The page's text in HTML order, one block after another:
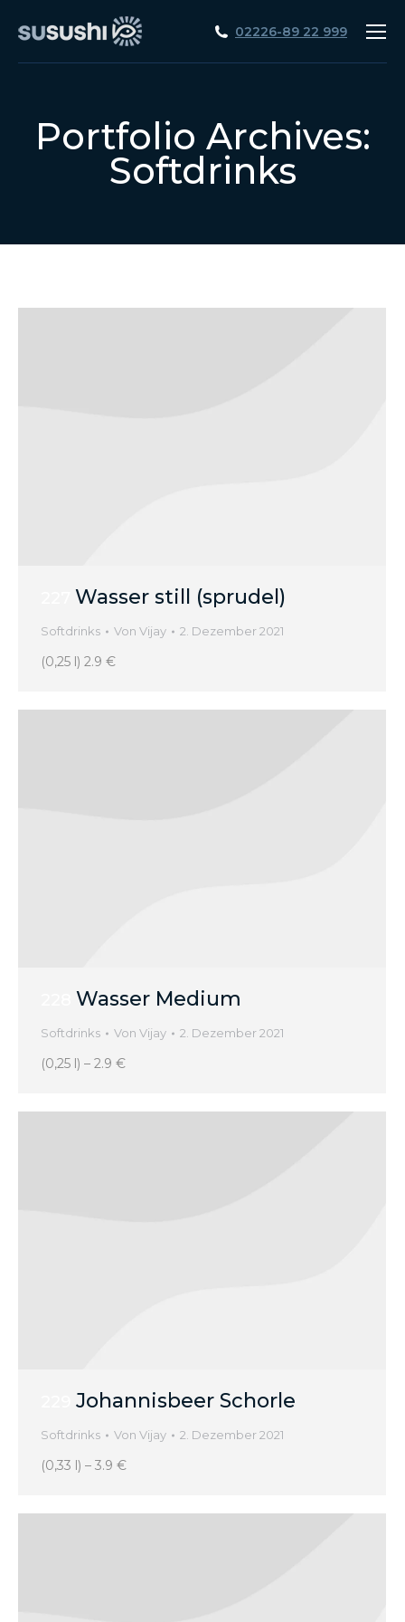
02226-89 22 999
Portfolio Archives:
Softdrinks
Wasser still (sprudel)
Softdrinks Von Vijay 2. Dezember 2021
(0,25 l) 2.9 €
Wasser Medium
Softdrinks Von Vijay 2. Dezember 2021
(0,25 l) – 2.9 €
Johannisbeer Schorle
Softdrinks Von Vijay 2. Dezember 2021
(0,33 l) – 3.9 €